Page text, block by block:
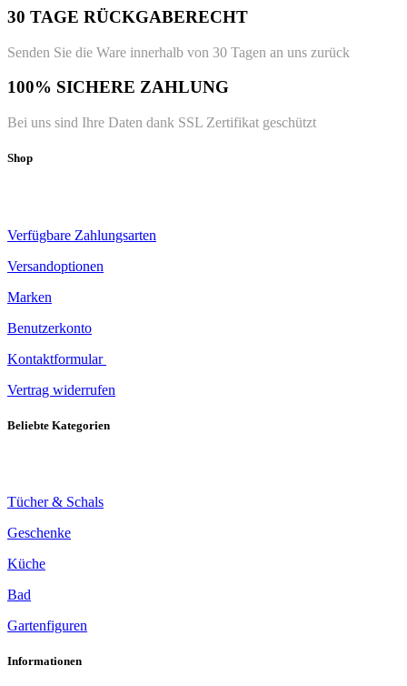
30 TAGE RÜCKGABERECHT
Senden Sie die Ware innerhalb von 30 Tagen an uns zurück
100% SICHERE ZAHLUNG
Bei uns sind Ihre Daten dank SSL Zertifikat geschützt
Shop
Verfügbare Zahlungsarten
Versandoptionen
Marken
Benutzerkonto
Kontaktformular
Vertrag widerrufen
Beliebte Kategorien
Tücher & Schals
Geschenke
Küche
Bad
Gartenfiguren
Informationen